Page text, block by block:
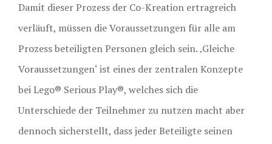
Damit dieser Prozess der Co-Kreation ertragreich
verläuft, müssen die Voraussetzungen für alle am
Prozess beteiligten Personen gleich sein. ‚Gleiche
Voraussetzungen‘ ist eines der zentralen Konzepte
bei Lego® Serious Play®, welches sich die
Unterschiede der Teilnehmer zu nutzen macht aber
dennoch sicherstellt, dass jeder Beteiligte seinen